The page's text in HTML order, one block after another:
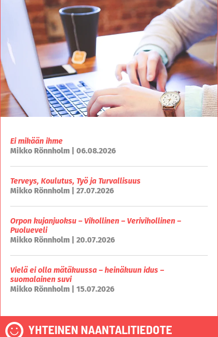
Ei mikään ihme
Mikko Rönnholm | 06.08.2026
Terveys, Koulutus, Työ ja Turvallisuus
Mikko Rönnholm | 27.07.2026
Orpon kujanjuoksu – Vihollinen – Verivihollinen –
Puolueveli
Mikko Rönnholm | 20.07.2026
Vielä ei olla mätäkuussa – heinäkuun idus –
suomalainen suvi
Mikko Rönnholm | 15.07.2026
YHTEINEN NAANTALITIEDOTE